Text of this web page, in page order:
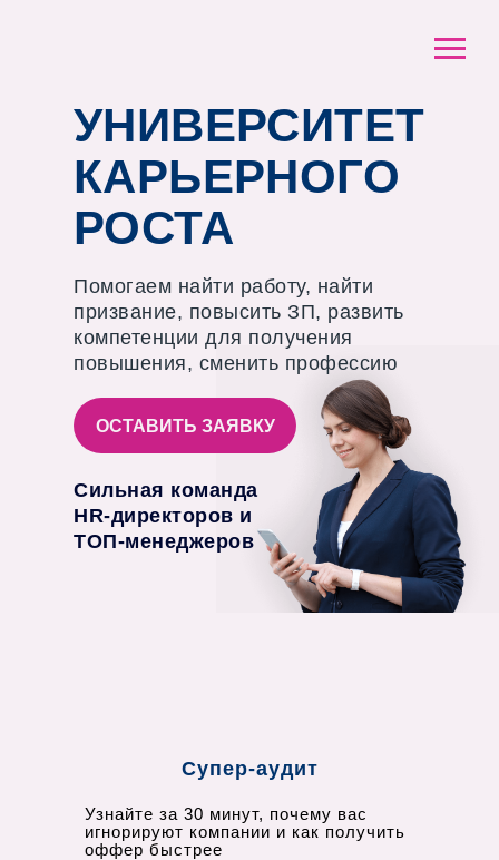
Помогаем найти работу, найти
призвание, повысить ЗП, развить
компетенции для получения
повышения, сменить профессию
Сильная команда
HR-директоров и
ТОП-менеджеров
УНИВЕРСИТЕТ
КАРЬЕРНОГО
РОСТА
ОСТАВИТЬ ЗАЯВКУ
Супер-аудит
Узнайте за 30 минут, почему вас
игнорируют компании и как получить
оффер быстрее